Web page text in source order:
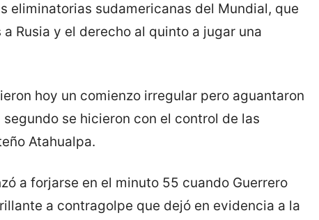
eliminatorias sudamericanas del Mundial, que
Rusia y el derecho al quinto a jugar una
hoy un comienzo irregular pero aguantaron
se hicieron con el control de las
Atahualpa.
a forjarse en el minuto 55 cuando Guerrero
a contragolpe que dejó en evidencia a la